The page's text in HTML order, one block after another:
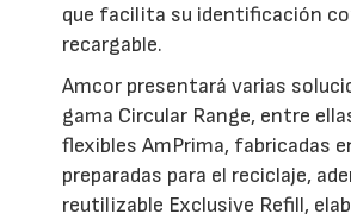
que facilita su identificación
recargable.
Amcor presentará varias
gama Circular Range, entre
flexibles AmPrima, fabricadas
preparadas para el reciclaje,
reutilizable Exclusive Refill,